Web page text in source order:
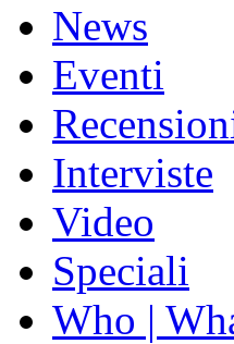
News
Eventi
Interviste
Video
Speciali
Who |